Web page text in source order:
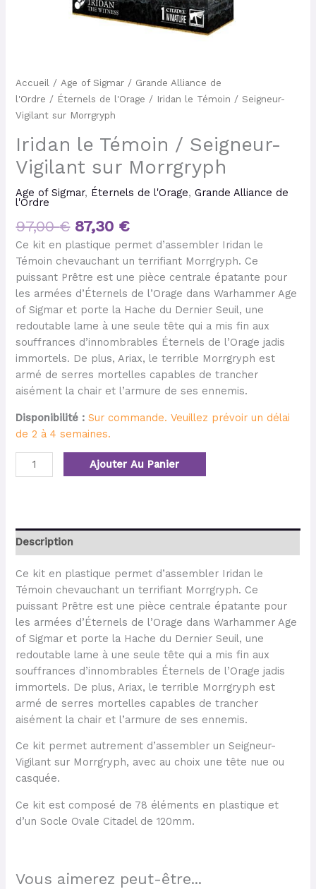
Accueil /Age of Sigmar / Grande Alliance de
l'Ordre / Éternels de l'Orage / Iridan le Témoin / Seigneur-
Vigilant sur Morrgryph
Iridan le Témoin / Seigneur-
Vigilant sur Morrgryph
Age of Sigmar, Éternels de l'Orage,Grande Alliance de
l'Ordre
97,00€ 87,30 €
Ce kit en plastique permet d’assembler Iridan le
Témoin chevauchant un terrifiant Morrgryph. Ce
puissant Prêtre est une pièce centrale épatante pour
les armées d’Éternels de l’Orage dans Warhammer Age
of Sigmar et porte la Hache du Dernier Seuil, une
redoutable lame à une seule tête qui a mis fin aux
souffrances d’innombrables Éternels de l’Orage jadis
immortels. De plus, Ariax, le terrible Morrgryph est
armé de serres mortelles capables de trancher
aisément la chair et l’armure de ses ennemis.
Disponibilité : Sur commande. Veuillez prévoir un délai
de 2 à 4 semaines.
Ajouter Au Panier
Description
Ce kit en plastique permet d’assembler Iridan le
Témoin chevauchant un terrifiant Morrgryph. Ce
puissant Prêtre est une pièce centrale épatante pour
les armées d’Éternels de l’Orage dans Warhammer Age
of Sigmar et porte la Hache du Dernier Seuil, une
redoutable lame à une seule tête qui a mis fin aux
souffrances d’innombrables Éternels de l’Orage jadis
immortels. De plus, Ariax, le terrible Morrgryph est
armé de serres mortelles capables de trancher
aisément la chair et l’armure de ses ennemis.
Ce kit permet autrement d’assembler un Seigneur-
Vigilant sur Morrgryph, avec au choix une tête nue ou
casquée.
Ce kit est composé de 78 éléments en plastique et
d’un Socle Ovale Citadel de 120mm.
Vous aimerez peut-être...